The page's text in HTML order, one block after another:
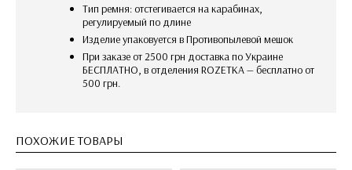
Тип ремня: отстегивается на карабинах,
регулируемый по длине
изделие упаковуется в Противопылевой мешок
При заказе от 2500 грн доставка по Украине
БЕСПЛАТНО, в отделения ROZETKA — бесплатно от
500 грн.
ПОХОЖИЕ ТОВАРЫ